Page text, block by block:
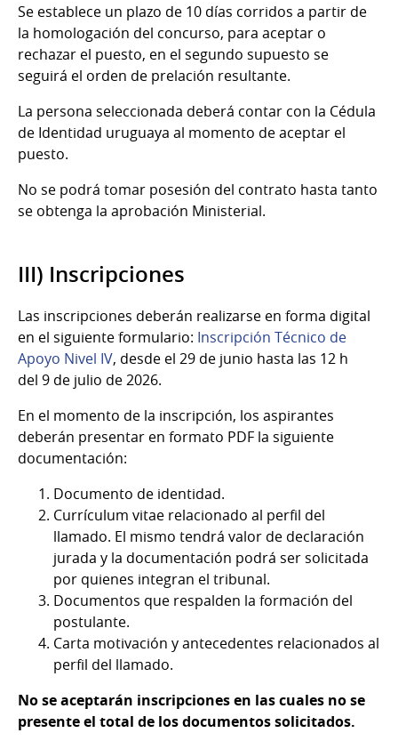
Se establece un plazo de 10 días corridos a partir de
la homologación del concurso, para aceptar o
rechazar el puesto, en el segundo supuesto se
seguirá el orden de prelación resultante.
La persona seleccionada deberá contar con la Cédula
de Identidad uruguaya al momento de aceptar el
puesto.
No se podrá tomar posesión del contrato hasta tanto
se obtenga la aprobación Ministerial.
III) Inscripciones
Las inscripciones deberán realizarse en forma digital
en el siguiente formulario: Inscripción Técnico de
Apoyo Nivel IV, desde el 29 de junio hasta las 12 h
del 9 de julio de 2026.
En el momento de la inscripción, los aspirantes
deberán presentar en formato PDF la siguiente
documentación:
Documento de identidad.
Currículum vitae relacionado al perfil del
llamado. El mismo tendrá valor de declaración
jurada y la documentación podrá ser solicitada
por quienes integran el tribunal.
Documentos que respalden la formación del
postulante.
Carta motivación y antecedentes relacionados al
perfil del llamado.
No se aceptarán inscripciones en las cuales no se
presente el total de los documentos solicitados.